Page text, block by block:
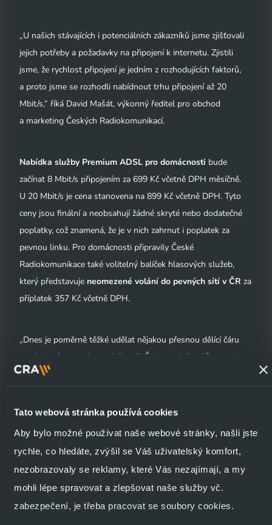
Tato webová stránka používá cookies
Aby bylo možné používat naše webové stránky, našli jste
rychle, co hledáte, zvýšil se Váš uživatelský komfort,
nezobrazovaly se reklamy, které Vás nezajímají, a my
mohli lépe spravovat a zlepšovat naše služby vč.
zabezpečení, je třeba pracovat se soubory cookies.
„U našich stávajících i potenciálních zákazníků jsme zjišťovali
jejich potřeby a požadavky na připojení k internetu. Zjistili
jsme, že rychlost připojení je jedním z rozhodujících faktorů,
a proto jsme se rozhodli nabídnout trhu připojení až 20
Mbit/s,“ říká David Mašát, výkonný ředitel pro obchod
a marketing Českých Radiokomunikací.
Nabídka služby Premium ADSL pro domácnosti bude
začínat 8 Mbit/s připojením za 699 Kč včetně DPH měsíčně.
U 20 Mbit/s je cena stanovena na 899 Kč včetně DPH. Tyto
ceny jsou finální a neobsahují žádné skryté nebo dodatečné
poplatky, což znamená, že je v nich zahrnut i poplatek za
pevnou linku. Pro domácnosti připravily České
Radiokomunikace také volitelný balíček hlasových služeb,
který představuje neomezené volání do pevných sítí v ČR za
příplatek 357 Kč včetně DPH.
„Dnes je poměrně těžké udělat nějakou přesnou dělící čáru
mezi domácnostmi a podnikateli. Řada podnikatelů pracuje z
domova, řada domácností potřebuje vysoký výkon, ať pro
kteří potřebují maximální výkon za maximálně výhodnou
Služby je možné objednat telefonicky nebo online již od 25. 8.
2008, ke všem službám je možné objednat si také modem za
99 Kč včetně DPH (platí do vyčerpání zásob). Kompletní